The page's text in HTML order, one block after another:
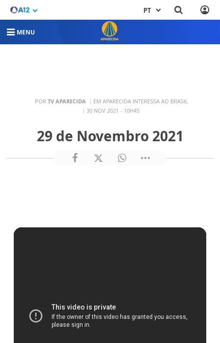
PT
MENU
POR TV APARECIDA
EM APARECIDA INTERESSA AO BRASIL
30 NOV 2021 - 10H45
29 de Novembro 2021